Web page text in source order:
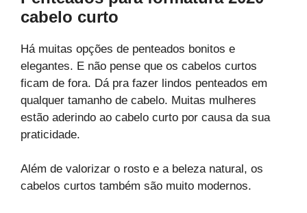
cabelo curto
Há muitas opções de penteados bonitos e
elegantes. E não pense que os cabelos curtos
ficam de fora. Dá pra fazer lindos penteados em
qualquer tamanho de cabelo. Muitas mulheres
estão aderindo ao cabelo curto por causa da sua
praticidade.
Além de valorizar o rosto e a beleza natural, os
cabelos curtos também são muito modernos.